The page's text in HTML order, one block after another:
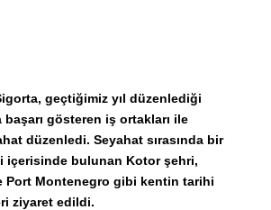
geçtiğimiz yıl düzenlediği
başarı gösteren iş ortakları ile
düzenledi. Seyahat sırasında bir
içerisinde bulunan Kotor şehri,
Port Montenegro gibi kentin tarihi
ziyaret edildi.